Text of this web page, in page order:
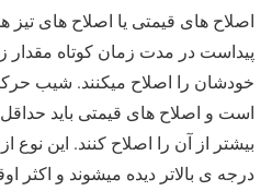
اصلاح های قیمتی یا اصلاح های
پیداست در مدت زمان کوتاه مقدار
خودشان را اصلاح میکنند. شیب
درجه ی بالاتر دیده میشوند و اکثر